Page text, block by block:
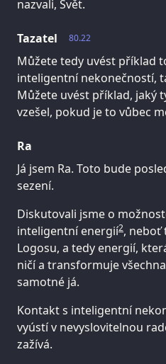
nazvali, Svět.
80.22
Tazatel
Můžete tedy uvést příklad
inteligentní nekonečností,
Můžete uvést příklad, jaký
vzešel, pokud je to vůbec
Ra
Já jsem Ra. Toto bude
sezení.
Diskutovali jsme o
inteligentní energií2, neboť
Logosu, a tedy energií,
ničí a transformuje
samotné já.
Kontakt s inteligentní
vyústí v nevyslovitelnou
zažívá.